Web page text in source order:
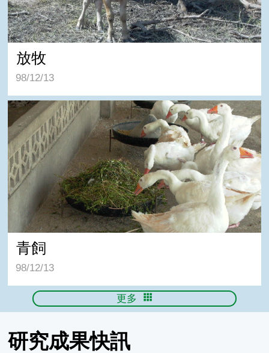
放牧
98/12/13
青飼
青飼
98/12/13
更多
研究成果快訊